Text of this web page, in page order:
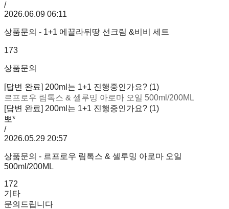
/
2026.06.09 06:11
상품문의 - 1+1 에끌라뒤땅 선크림 &비비 세트
173
상품문의
[답변 완료] 200ml는 1+1 진행중인가요? (1)
르프로우 림톡스 & 셀루밍 아로마 오일 500ml/200ML
[답변 완료] 200ml는 1+1 진행중인가요? (1)
뽀*
/
2026.05.29 20:57
상품문의 - 르프로우 림톡스 & 셀루밍 아로마 오일
500ml/200ML
172
기타
문의드립니다